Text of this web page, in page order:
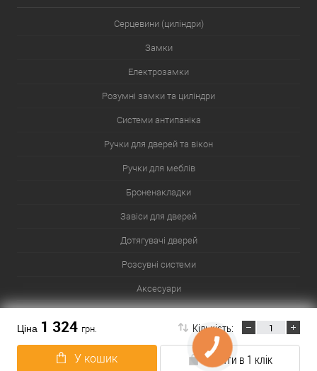
Ціна 1 324 грн. Кількість:
У кошик Купити в 1 клік
Серцевини (циліндри)
Замки
Електрозамки
Розумні замки та циліндри
Системи антипаніка
Ручки для дверей та вікон
Ручки для меблів
Броненакладки
Завіси для дверей
Дотягувачі дверей
Розсувні системи
Аксесуари
Популярні товари Популярні розділи Список міст